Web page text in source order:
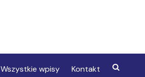
Wszystkie wpisy Kontakt